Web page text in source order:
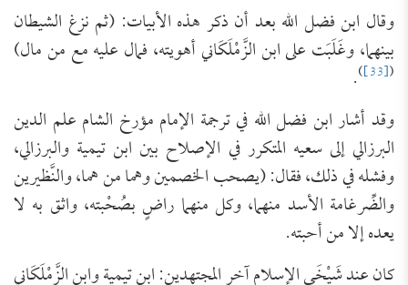
وقال ابن فضل الله بعد أن ذكر هذه الأبيات: (ثم نزغ ‌الشيطان
‌بينهما، وغَلَبَت على ابن الزَّمْلَكَاني أهويته، فمال عليه مع من مال)
(
[33]
)
.
وقد أشار ابن فضل الله في ترجمة الإمام مؤرخ الشام علم الدين
البرزالي إلى سعيه المتكرر في الإصلاح بين ابن تيمية والبرزالي،
وفشله في ذلك، فقال: (يصحب الخصمين وهما من هما، والنَّظيرين
والضِّرغامة الأسد منهما، وكل منهما راضٍ بصُحْبته، واثق به لا
يعده إلا من أحبته.
كان عند شَيْخَي الإسلام آخر المجتهدين: ابن تيمية وابن الزَّمْلَكَاني